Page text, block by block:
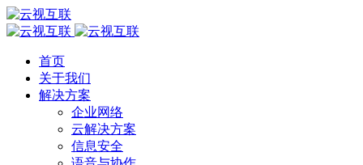
首页
关于我们
解决方案
企业网络
云解决方案
信息安全